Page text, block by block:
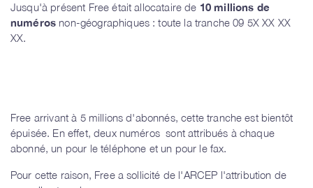
Jusqu'à présent Free était allocataire de 10 millions de
numéros non-géographiques : toute la tranche 09 5X XX XX
XX.
Free arrivant à 5 millions d'abonnés, cette tranche est bientôt
épuisée. En effet, deux numéros sont attribués à chaque
abonné, un pour le téléphone et un pour le fax.
Pour cette raison, Free a sollicité de l'ARCEP l'attribution de